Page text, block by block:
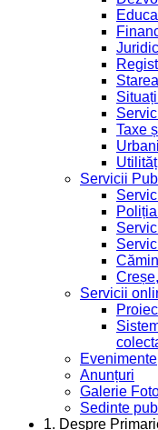
Taxe
Servicii
Servicii
Evenimente
Anunțuri
Galerie
Sedinte
1. Despre